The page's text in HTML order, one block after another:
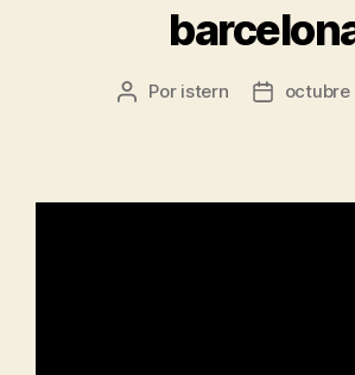
Autor
Por istern
Fechaoctubre